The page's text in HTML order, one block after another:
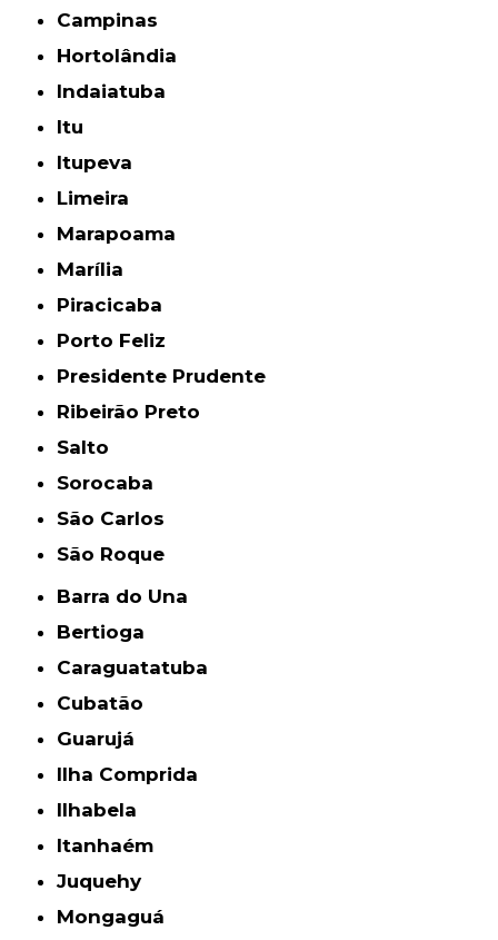
Campinas
Hortolândia
Indaiatuba
Itu
Itupeva
Limeira
Marapoama
Marília
Piracicaba
Porto Feliz
Presidente Prudente
Ribeirão Preto
Salto
Sorocaba
São Carlos
São Roque
Barra do Una
Bertioga
Caraguatatuba
Cubatão
Guarujá
Ilha Comprida
Ilhabela
Itanhaém
Juquehy
Mongaguá